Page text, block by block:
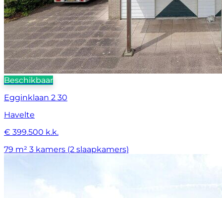
Beschikbaar
Egginklaan 2 30
Havelte
€ 399.500 k.k.
79 m² 3 kamers (2 slaapkamers)